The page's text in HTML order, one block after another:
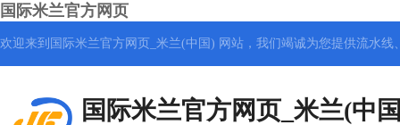
国际米兰官方网页
欢迎来到国际米兰官方网页_米兰(中国) 网站，我们竭诚为您提供流水线
国际米兰官方网页_米兰(中